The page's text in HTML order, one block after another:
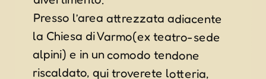
Presso l’area attrezzata adiacente
la Chiesa di Varmo(ex teatro-sede
alpini) e in un comodo tendone
riscaldato, qui troverete lotteria,
giochi da tavolo, camminata
innevata, mercatini di natale,
tantissime attività per bambini, con
mangiafuoro e tanto altro e,
ovviamente, fornitissimi chioschi